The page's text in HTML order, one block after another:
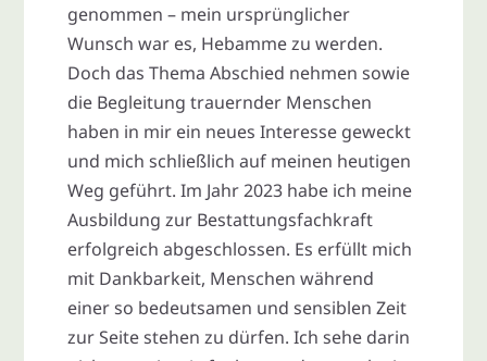
genommen – mein ursprünglicher
Wunsch war es, Hebamme zu werden.
Doch das Thema Abschied nehmen sowie
die Begleitung trauernder Menschen
haben in mir ein neues Interesse geweckt
und mich schließlich auf meinen heutigen
Weg geführt. Im Jahr 2023 habe ich meine
Ausbildung zur Bestattungsfachkraft
erfolgreich abgeschlossen. Es erfüllt mich
mit Dankbarkeit, Menschen während
einer so bedeutsamen und sensiblen Zeit
zur Seite stehen zu dürfen. Ich sehe darin